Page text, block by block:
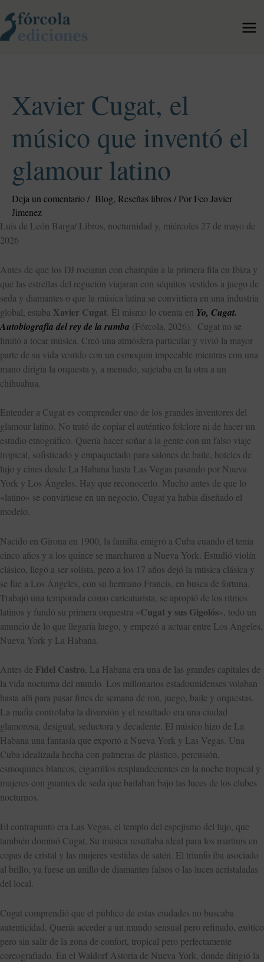
al
contenido
Xavier Cugat, el
músico que inventó el
glamour latino
Deja un comentario/ Blog, Reseñas libros/ Por Fco Javier
Jimenez
Luis de León Barga/ Libros, nocturnidad y, miércoles 27 de mayo de
2026
Antes de que los DJ rociaran con champán a la primera fila en Ibiza y
que las estrellas del reguetón viajaran con séquitos vestidos a juego de
seda y diamantes o que la música latina se convirtiera en una industria
global, estaba Xavier Cugat . Él mismo lo cuenta en Yo, Cugat.
Autobiografía del rey de la rumba (Fórcola, 2026). Cugat no se
limitó a tocar música. Creó una atmósfera particular y vivió la mayor
parte de su vida vestido con un esmoquin impecable mientras con una
mano dirigía la orquesta y, a menudo, sujetaba en la otra a un
chihuahua.
Entender a Cugat es comprender uno de los grandes inventores del
glamour latino. No trató de copiar el auténtico folclore ni de hacer un
estudio etnográfico. Quería hacer soñar a la gente con un falso viaje
tropical, sofisticado y empaquetado para salones de baile, hoteles de
lujo y cines desde La Habana hasta Las Vegas pasando por Nueva
York y Los Ángeles. Hay que reconocerlo. Mucho antes de que lo
«latino» se convirtiese en un negocio, Cugat ya había diseñado el
modelo.
Nacido en Girona en 1900, la familia emigró a Cuba cuando él tenía
cinco años y a los quince se marcharon a Nueva York. Estudió violín
clásico, llegó a ser solista, pero a los 17 años dejó la música clásica y
se fue a Los Ángeles, con su hermano Francis, en busca de fortuna.
Trabajó una temporada como caricaturista, se apropió de los ritmos
latinos y fundó su primera orquestra «Cugat y sus Gigolós», todo un
anuncio de lo que llegaría luego, y empezó a actuar entre Los Ángeles,
Nueva York y La Habana.
Antes de Fidel Castro, La Habana era una de las grandes capitales de
la vida nocturna del mundo. Los millonarios estadounidenses volaban
hasta allí para pasar fines de semana de ron, juego, baile y orquestas.
La mafia controlaba la diversión y el resultado era una ciudad
glamorosa, desigual, seductora y decadente. El músico hizo de La
Habana una fantasía que exportó a Nueva York y Las Vegas. Una
Cuba idealizada hecha con palmeras de plástico, percusión,
esmoquines blancos, cigarrillos resplandecientes en la noche tropical y
mujeres con guantes de seda que bailaban bajo las luces de los clubes
nocturnos.
El contrapunto era Las Vegas, el templo del espejismo del lujo, que
también dominó Cugat. Su música resultaba ideal para los martinis en
copas de cristal y las mujeres vestidas de satén. El triunfo iba asociado
al brillo, ya fuese un anillo de diamantes falsos o las luces acristaladas
del local.
Cugat comprendió que el público de estas ciudades no buscaba
autenticidad. Quería acceder a un mundo sensual pero refinado, exótico
pero sin salir de la zona de confort, tropical pero perfectamente
coreografiado. En el Waldorf Astoria de Nueva York, donde dirigió la